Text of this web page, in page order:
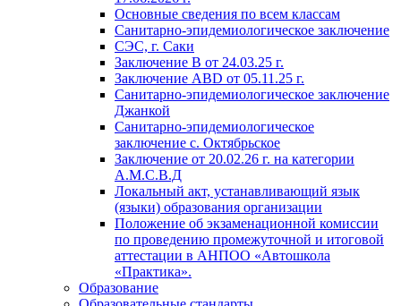
Основные сведения по всем классам
Санитарно-эпидемиологическое заключение
СЭС, г. Саки
Заключение В от 24.03.25 г.
Заключение АВD от 05.11.25 г.
Санитарно-эпидемиологическое заключение
Джанкой
Санитарно-эпидемиологическое
заключение с. Октябрьское
Заключение от 20.02.26 г. на категории
А.М.С.В.Д
Локальный акт, устанавливающий язык
(языки) образования организации
Положение об экзаменационной комиссии
по проведению промежуточной и итоговой
аттестации в АНПОО «Автошкола
«Практика».
Образование